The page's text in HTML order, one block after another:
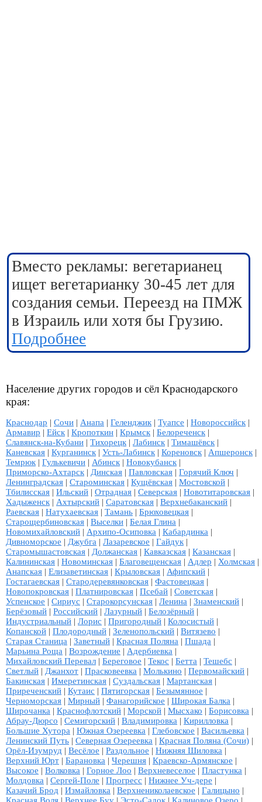
Вместо рекламы: вегетарианец
ищет вегетарианку 30-45 лет для
создания семьи. Переезд на ПМЖ
в Израиль или хотя бы Грузию.
Подробнее
Население других городов и сёл Краснодарского
края:
Краснодар | Сочи | Анапа | Геленджик | Туапсе | Новороссийск |
Армавир | Ейск | Кропоткин | Крымск | Белореченск |
Славянск-на-Кубани | Тихорецк | Лабинск | Тимашёвск |
Каневская | Курганинск | Усть-Лабинск | Кореновск | Апшеронск |
Темрюк | Гулькевичи | Абинск | Новокубанск |
Приморско-Ахтарск | Динская | Павловская | Горячий Ключ |
Ленинградская | Староминская | Кущёвская | Мостовской |
Тбилисская | Ильский | Отрадная | Северская | Новотитаровская |
Хадыженск | Ахтырский | Саратовская | Верхнебаканский |
Раевская | Натухаевская | Тамань | Брюховецкая |
Старощербиновская | Выселки | Белая Глина |
Новомихайловский | Архипо-Осиповка | Кабардинка |
Дивноморское | Джубга | Лазаревское | Гайдук |
Старомышастовская | Должанская | Кавказская | Казанская |
Калининская | Новоминская | Благовещенская | Адлер | Холмская |
Анапская | Елизаветинская | Крыловская | Афипский |
Гостагаевская | Стародеревянковская | Фастовецкая |
Новопокровская | Платнировская | Псебай | Советская |
Успенское | Сириус | Старокорсунская | Ленина | Знаменский |
Берёзовый | Российский | Лазурный | Белозёрный |
Индустриальный | Лорис | Пригородный | Колосистый |
Копанской | Плодородный | Зеленопольский | Витязево |
Старая Станица | Заветный | Красная Поляна | Пшада |
Марьина Роща | Возрождение | Адербиевка |
Михайловский Перевал | Береговое | Текос | Бетта | Тешебс |
Светлый | Джанхот | Прасковеевка | Молькино | Первомайский |
Бакинская | Имеретинская | Суздальская | Мартанская |
Приреченский | Кутаис | Пятигорская | Безымянное |
Черноморская | Мирный | Фанагорийское | Широкая Балка |
Широчанка | Краснофлотский | Морской | Мысхако | Борисовка |
Абрау-Дюрсо | Семигорский | Владимировка | Кирилловка |
Большие Хутора | Южная Озереевка | Глебовское | Васильевка |
Ленинский Путь | Северная Озереевка | Красная Поляна (Сочи) |
Орёл-Изумруд | Весёлое | Раздольное | Нижняя Шиловка |
Верхний Юрт | Барановка | Черешня | Краевско-Армянское |
Высокое | Волковка | Горное Лоо | Верхневеселое | Пластунка |
Молдовка | Сергей-Поле | Прогресс | Нижнее Уч-дере |
Казачий Брод | Измайловка | Верхнениколаевское | Галицыно |